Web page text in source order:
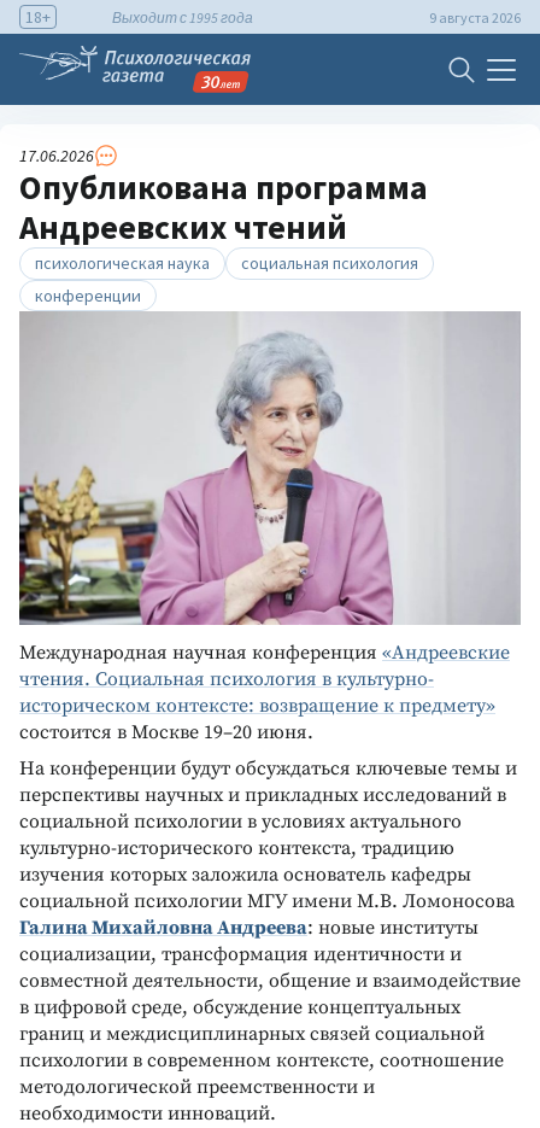
18+ Выходит с 1995 года 9 августа 2026
17.06.2026
Опубликована программа
Андреевских чтений
психологическая наука
социальная психология
конференции
Международная научная конференция «Андреевские
чтения. Социальная психология в культурно-
историческом контексте: возвращение к предмету»
состоится в Москве 19–20 июня.
На конференции будут обсуждаться ключевые темы и
перспективы научных и прикладных исследований в
социальной психологии в условиях актуального
культурно-исторического контекста, традицию
изучения которых заложила основатель кафедры
социальной психологии МГУ имени М.В. Ломоносова
Галина Михайловна Андреева: новые институты
социализации, трансформация идентичности и
совместной деятельности, общение и взаимодействие
в цифровой среде, обсуждение концептуальных
границ и междисциплинарных связей социальной
психологии в современном контексте, соотношение
методологической преемственности и
необходимости инноваций.